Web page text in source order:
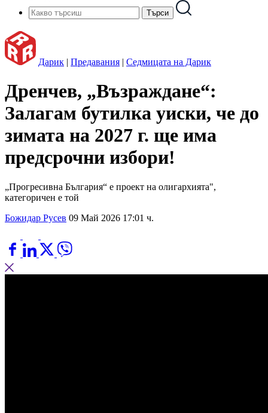
Дарик | Предавания | Седмицата на Дарик
Дренчев, „Възраждане“:
Залагам бутилка уиски, че до
зимата на 2027 г. ще има
предсрочни избори!
„Прогресивна България“ е проект на олигархията",
категоричен е той
Божидар Русев 09 Май 2026 17:01 ч.